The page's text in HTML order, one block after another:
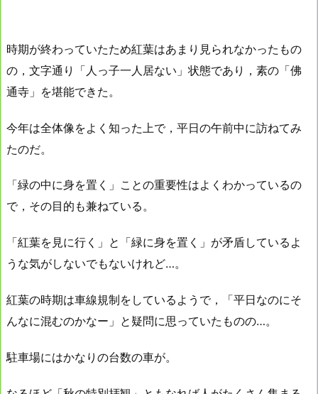
時期が終わっていたため紅葉はあまり見られなかったもの
の，文字通り「人っ子一人居ない」状態であり，素の「佛
通寺」を堪能できた。
今年は全体像をよく知った上で，平日の午前中に訪ねてみ
たのだ。
「緑の中に身を置く」ことの重要性はよくわかっているの
で，その目的も兼ねている。
「紅葉を見に行く」と「緑に身を置く」が矛盾しているよ
うな気がしないでもないけれど…。
紅葉の時期は車線規制をしているようで，「平日なのにそ
んなに混むのかなー」と疑問に思っていたものの…。
駐車場にはかなりの台数の車が。